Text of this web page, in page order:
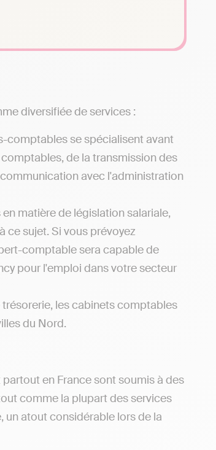
diversifiée de services :
comptables se spécialisent avant
de la transmission des
avec l'administration
matière de législation salariale,
sujet. Si vous prévoyez
comptable sera capable de
pour l'emploi dans votre secteur
les cabinets comptables
du Nord.
en France sont soumis à des
comme la plupart des services
un atout considérable lors de la